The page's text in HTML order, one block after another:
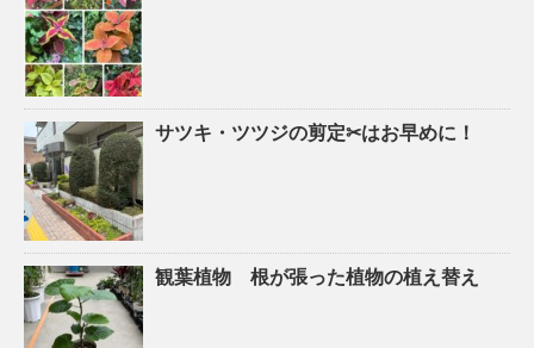
サツキ・ツツジの剪定✂はお早めに！
観葉植物 根が張った植物の植え替え